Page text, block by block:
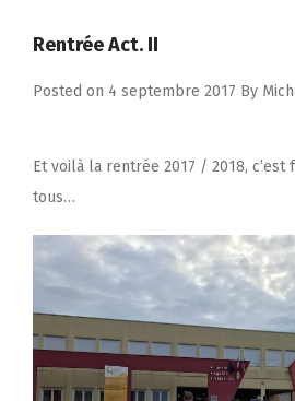
Rentrée Act. II
Posted on 4 septembre 2017 By
Et voilà la rentrée 2017 / 2018, c’est
tous…